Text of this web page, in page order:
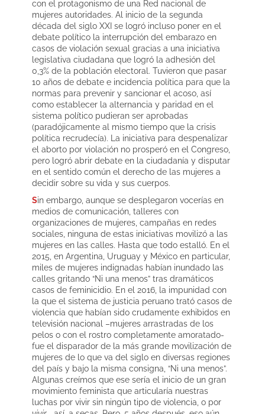
con el protagonismo de una Red nacional de
mujeres autoridades. Al inicio de la segunda
década del siglo XXI se logró incluso poner en el
debate político la interrupción del embarazo en
casos de violación sexual gracias a una iniciativa
legislativa ciudadana que logró la adhesión del
0,3% de la población electoral. Tuvieron que pasar
10 años de debate e incidencia política para que la
normas para prevenir y sancionar el acoso, así
como establecer la alternancia y paridad en el
sistema político pudieran ser aprobadas
(paradójicamente al mismo tiempo que la crisis
política recrudecía). La iniciativa para despenalizar
el aborto por violación no prosperó en el Congreso,
pero logró abrir debate en la ciudadanía y disputar
en el sentido común el derecho de las mujeres a
decidir sobre su vida y sus cuerpos.
Sin embargo, aunque se desplegaron vocerías en
medios de comunicación, talleres con
organizaciones de mujeres, campañas en redes
sociales, ninguna de estas iniciativas movilizó a las
mujeres en las calles. Hasta que todo estalló. En el
2015, en Argentina, Uruguay y México en particular,
miles de mujeres indignadas habían inundado las
calles gritando “Ni una menos” tras dramáticos
casos de feminicidio. En el 2016, la impunidad con
la que el sistema de justicia peruano trató casos de
violencia que habían sido crudamente exhibidos en
televisión nacional –mujeres arrastradas de los
pelos o con el rostro completamente amoratado-
fue el disparador de la más grande movilización de
mujeres de lo que va del siglo en diversas regiones
del país y bajo la misma consigna, “Ni una menos”.
Algunas creímos que ese sería el inicio de un gran
movimiento feminista que articularía nuestras
luchas por vivir sin ningún tipo de violencia, o por